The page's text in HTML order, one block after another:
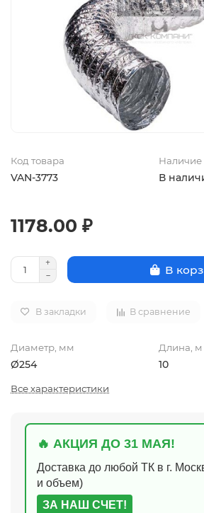
Код товара
VAN-3773
Наличие
В
1178.00 ₽
В
В закладки В сравнение
Диаметр, мм
Ø254
Длина, м
10
Все характеристики
🔥 АКЦИЯ ДО 31 МАЯ!
Доставка до любой ТК в г.
и объем)
ЗА НАШ СЧЕТ!